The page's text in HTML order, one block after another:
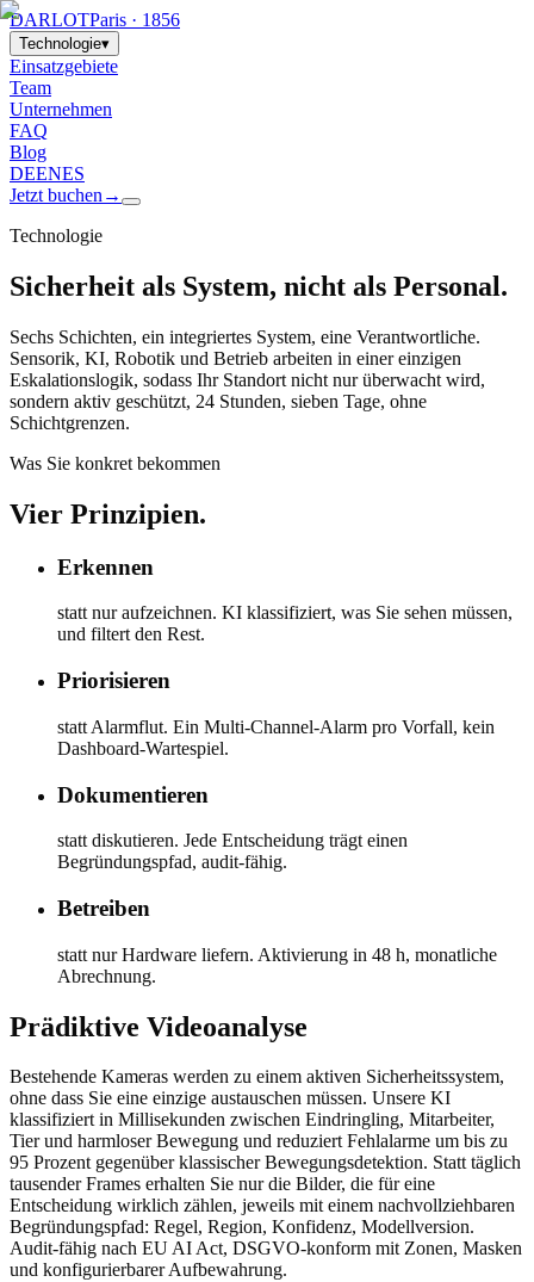
DARLOTParis · 1856
Technologie▾
Einsatzgebiete
Team
Unternehmen
FAQ
Blog
DEENES
Jetzt buchen →
Technologie
Sicherheit als System, nicht als Personal.
Sechs Schichten, ein integriertes System, eine Verantwortliche.
Sensorik, KI, Robotik und Betrieb arbeiten in einer einzigen
Eskalationslogik, sodass Ihr Standort nicht nur überwacht wird,
sondern aktiv geschützt, 24 Stunden, sieben Tage, ohne
Schichtgrenzen.
Was Sie konkret bekommen
Vier Prinzipien.
Erkennen
statt nur aufzeichnen. KI klassifiziert, was Sie sehen müssen,
und filtert den Rest.
Priorisieren
statt Alarmflut. Ein Multi-Channel-Alarm pro Vorfall, kein
Dashboard-Wartespiel.
Dokumentieren
statt diskutieren. Jede Entscheidung trägt einen
Begründungspfad, audit-fähig.
Betreiben
statt nur Hardware liefern. Aktivierung in 48 h, monatliche
Abrechnung.
Prädiktive Videoanalyse
Bestehende Kameras werden zu einem aktiven Sicherheitssystem,
ohne dass Sie eine einzige austauschen müssen. Unsere KI
klassifiziert in Millisekunden zwischen Eindringling, Mitarbeiter,
Tier und harmloser Bewegung und reduziert Fehlalarme um bis zu
95 Prozent gegenüber klassischer Bewegungsdetektion. Statt täglich
tausender Frames erhalten Sie nur die Bilder, die für eine
Entscheidung wirklich zählen, jeweils mit einem nachvollziehbaren
Begründungspfad: Regel, Region, Konfidenz, Modellversion.
Audit-fähig nach EU AI Act, DSGVO-konform mit Zonen, Masken
und konfigurierbarer Aufbewahrung.